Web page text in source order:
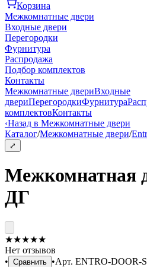
Корзина
Межкомнатные двери
Входные двери
Перегородки
Фурнитура
Распродажа
Подбор комплектов
Контакты
Межкомнатные двериВходные
двериПерегородкиФурнитура
комплектовКонтакты
‹Назад в Межкомнатные двери
Каталог/Межкомнатные двери/
⤢
Межкомнатная
ДГ
★★★★★
Нет отзывов
• Сравнить •Арт. ENTRO-DOOR-